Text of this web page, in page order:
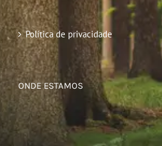
Política de privacidade
ONDE ESTAMOS